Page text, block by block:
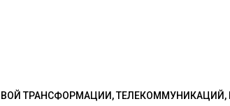
ТРАНСФОРМАЦИИ, ТЕЛЕКОММУНИКАЦИЙ,